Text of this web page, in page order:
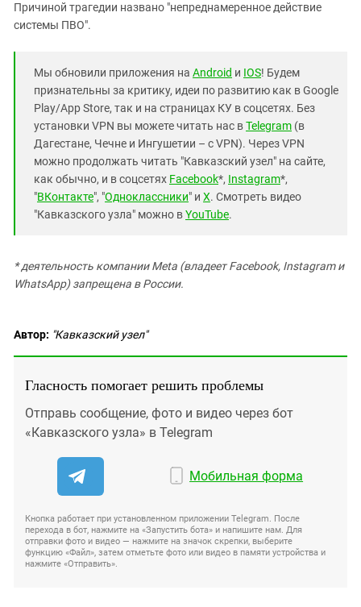
Причиной трагедии названо "непреднамеренное действие
системы ПВО".
Мы обновили приложения на Android и IOS! Будем
признательны за критику, идеи по развитию как в Google
Play/App Store, так и на страницах КУ в соцсетях. Без
установки VPN вы можете читать нас вTelegram (в
Дагестане, Чечне и Ингушетии – с VPN). Через VPN
можно продолжать читать "Кавказский узел" на сайте,
как обычно, и в соцсетях Facebook*, Instagram*,
"ВКонтакте", "Одноклассники" и X. Смотреть видео
"Кавказского узла" можно вYouTube.
* деятельность компании Meta (владеет Facebook, Instagram и
WhatsApp) запрещена в России.
Автор: "Кавказский узел"
Гласность помогает решить проблемы
Отправь сообщение, фото и видео через бот
«Кавказского узла» в Telegram
Мобильная форма
Кнопка работает при установленном приложении Telegram. После
перехода в бот, нажмите на «Запустить бота» и напишите нам. Для
отправки фото и видео — нажмите на значок скрепки, выберите
функцию «Файл», затем отметьте фото или видео в памяти устройства и
нажмите «Отправить».